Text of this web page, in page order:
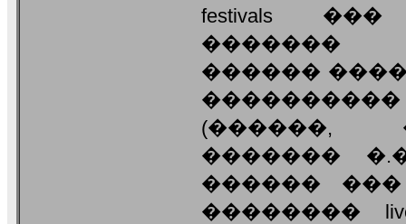
festivals
�������
������
(������,
�������
������
��������